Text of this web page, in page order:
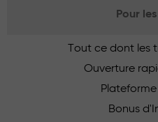
Pour
Tout ce dont les
Ouverture
Bonus